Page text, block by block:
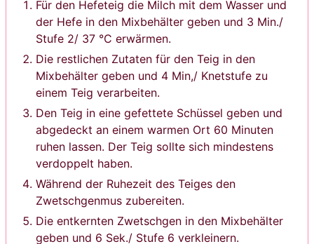
Für den Hefeteig die Milch mit dem Wasser und
der Hefe in den Mixbehälter geben und 3 Min./
Stufe 2/ 37 °C erwärmen.
Die restlichen Zutaten für den Teig in den
Mixbehälter geben und 4 Min,/ Knetstufe zu
einem Teig verarbeiten.
Den Teig in eine gefettete Schüssel geben und
abgedeckt an einem warmen Ort 60 Minuten
ruhen lassen. Der Teig sollte sich mindestens
verdoppelt haben.
Während der Ruhezeit des Teiges den
Zwetschgenmus zubereiten.
Die entkernten Zwetschgen in den Mixbehälter
geben und 6 Sek./ Stufe 6 verkleinern.